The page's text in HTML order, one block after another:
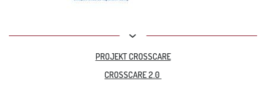
PROJEKT CROSSCARE
CROSSCARE 2.0